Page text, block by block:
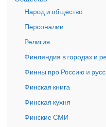
Народ и общество
Персоналии
Религия
Финляндия в городах и
Финны про Россию и
Финская книга
Финская кухня
Финские СМИ